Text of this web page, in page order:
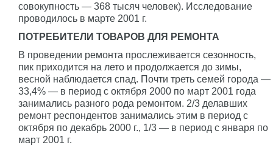
совокупность — 368 тысяч человек). Исследование
проводилось в марте 2001 г.
ПОТРЕБИТЕЛИ ТОВАРОВ ДЛЯ РЕМОНТА
В проведении ремонта прослеживается сезонность,
пик приходится на лето и продолжается до зимы,
весной наблюдается спад. Почти треть семей города —
33,4% — в период с октября 2000 по март 2001 года
занимались разного рода ремонтом. 2/3 делавших
ремонт респондентов занимались этим в период с
октября по декабрь 2000 г., 1/3 — в период с января по
март 2001 г.